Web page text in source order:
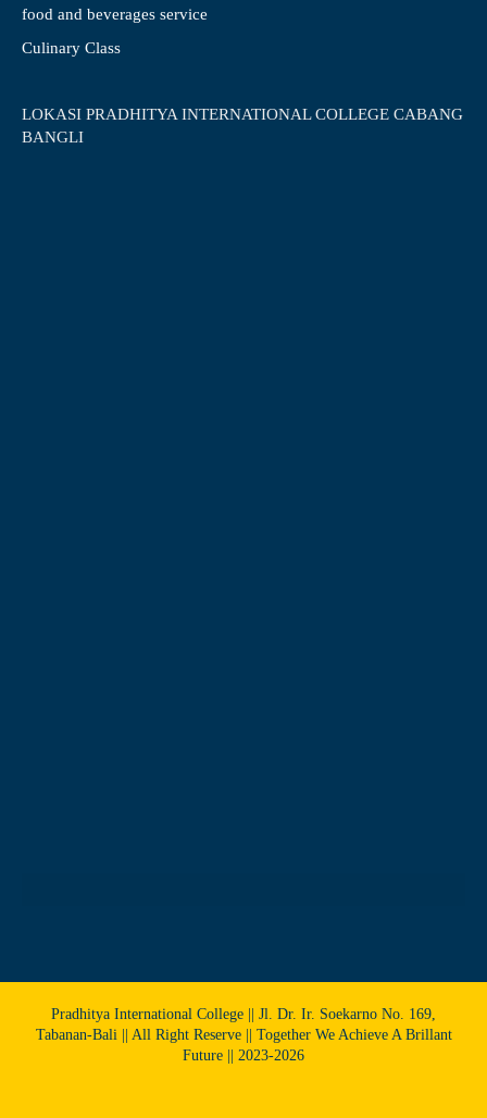
food and beverages service
Culinary Class
LOKASI PRADHITYA INTERNATIONAL COLLEGE CABANG
BANGLI
Pradhitya International College || Jl. Dr. Ir. Soekarno No. 169,
Tabanan-Bali || All Right Reserve || Together We Achieve A Brillant
Future || 2023-2026